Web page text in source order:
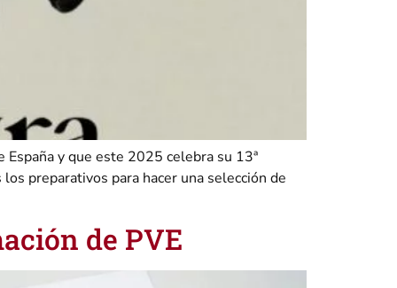
y que este 2025 celebra su 13ª
preparativos para hacer una selección de
de PVE